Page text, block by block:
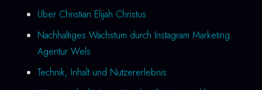
Über Christian Elijah Christus
Nachhaltiges Wachstum durch Instagram Marketing
Agentur Wels
Technik, Inhalt und Nutzererlebnis